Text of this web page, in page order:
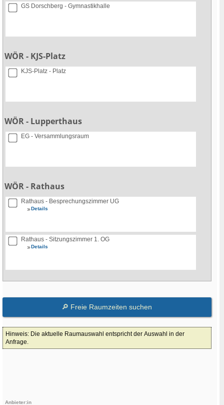
GS Dorschberg - Gymnastikhalle
WÖR - KJS-Platz
KJS-Platz - Platz
WÖR - Lupperthaus
EG - Versammlungsraum
WÖR - Rathaus
Rathaus - Besprechungszimmer UG
Details
Rathaus - Sitzungszimmer 1. OG
Details
Hinweis: Die aktuelle Raumauswahl entspricht der Auswahl in der
Anfrage.
Anbieter:in